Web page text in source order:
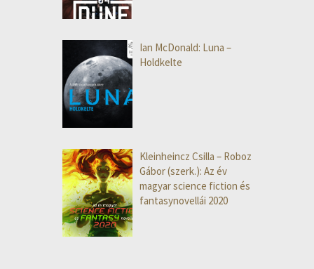
Ian McDonald: Luna –
Holdkelte
Kleinheincz Csilla – Roboz
Gábor (szerk.): Az év
magyar science fiction és
fantasynovellái 2020